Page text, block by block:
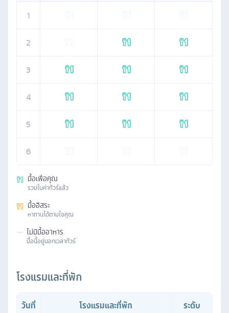
1
2
3
4
5
6
มื้อเพื่อคุณ
รวมในค่าทัวร์แล้ว
มื้ออิสระ
หาทานได้ตามใจคุณ
— ไม่มีมื้ออาหาร
มื้อนี้อยู่นอกเวลาทัวร์
โรงแรมและที่พัก
วันที่ โรงแรมและที่พัก ระดับ